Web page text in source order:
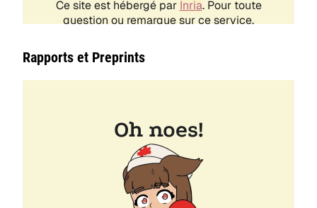
Rapports et Preprints